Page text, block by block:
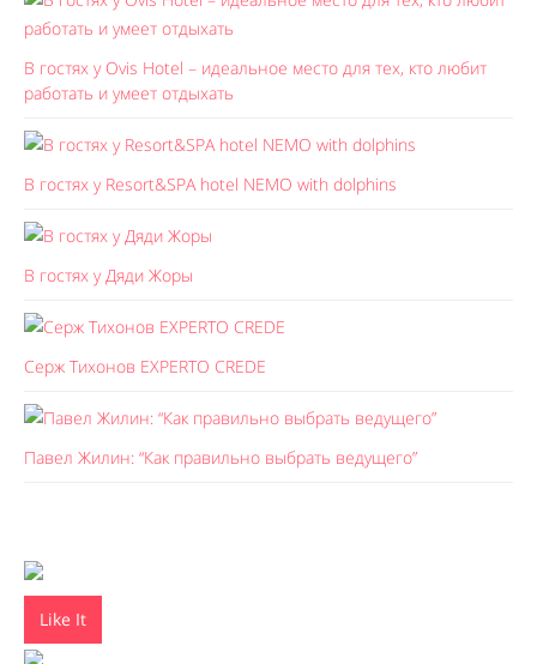
В гостях у Ovis Hotel – идеальное место для тех, кто любит
работать и умеет отдыхать
В гостях у Resort&SPA hotel NEMO with dolphins
В гостях у Дяди Жоры
Серж Тихонов EXPERTO CREDE
Павел Жилин: “Как правильно выбрать ведущего”
Like It